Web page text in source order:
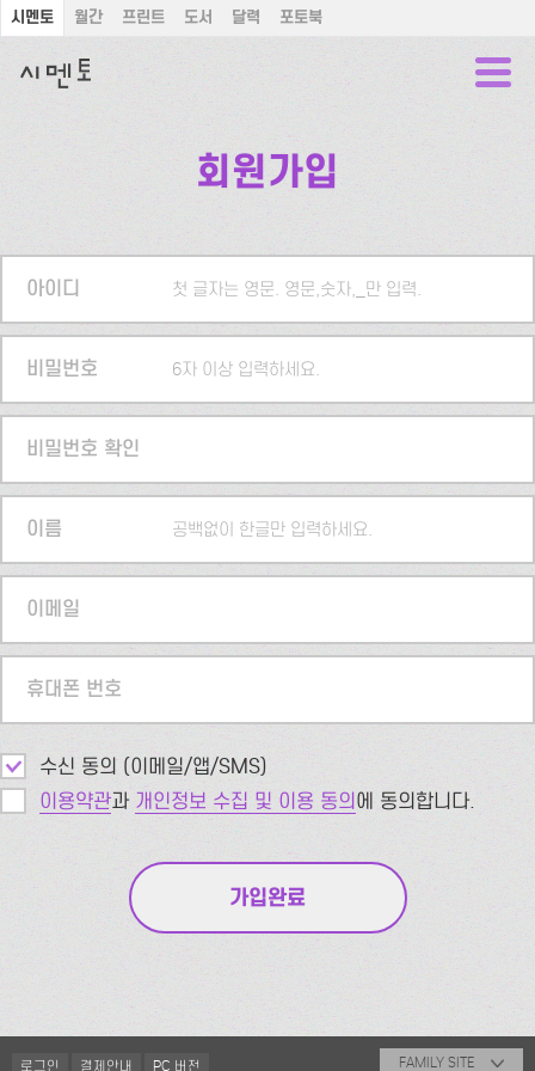
시멘토 월간 프린트 도서 달력 포토북
회원가입
아이디 첫 글자는 영문. 영문,숫자,_만 입력.
비밀번호 6자 이상 입력하세요.
비밀번호 확인
이름 공백없이 한글만 입력하세요.
이메일
휴대폰 번호
수신 동의 (이메일/앱/SMS)
이용약관과 개인정보 수집 및 이용 동의에 동의합니다.
로그인 결제안내 PC 버전 FAMILY SITE